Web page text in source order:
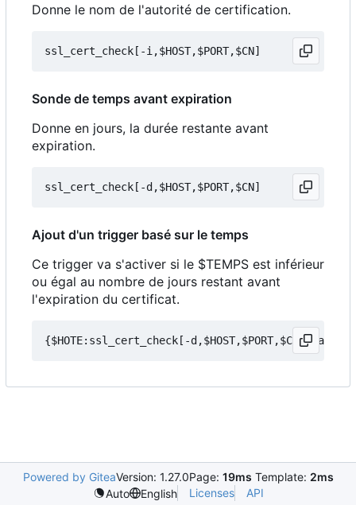
Donne le nom de l'autorité de certification.
Sonde de temps avant expiration
Donne en jours, la durée restante avant
expiration.
Ajout d'un trigger basé sur le temps
Ce trigger va s'activer si le $TEMPS est inférieur
ou égal au nombre de jours restant avant
l'expiration du certificat.
Powered by GiteaVersion: 1.27.0Page: 19ms Template: 2ms
Auto
English Licenses API